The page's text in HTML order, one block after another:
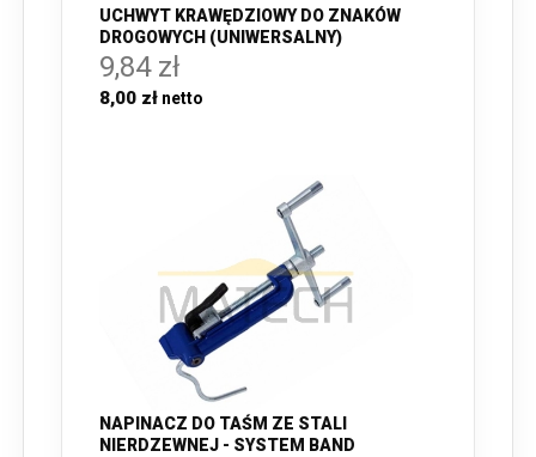
UCHWYT KRAWĘDZIOWY DO ZNAKÓW
DROGOWYCH (UNIWERSALNY)
9,84 zł
8,00 zł
NAPINACZ DO TAŚM ZE STALI
NIERDZEWNEJ - SYSTEM BAND